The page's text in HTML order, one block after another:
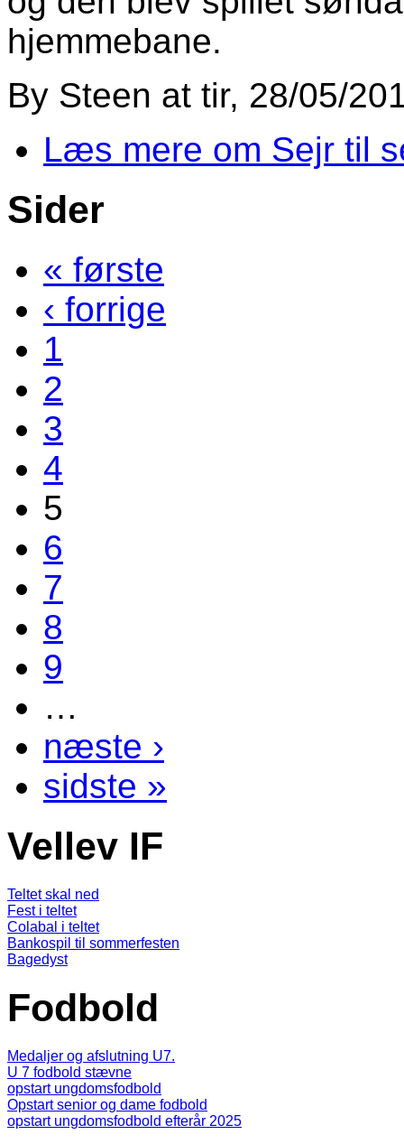
hjemmebane.
By Steen at tir, 28/05/
Læs mere om Sejr til
Sider
« første
‹ forrige
1
2
3
4
5
6
7
8
9
…
næste ›
sidste »
Vellev IF
Teltet skal ned
Fest i teltet
Colabal i teltet
Bankospil til sommerfesten
Bagedyst
Fodbold
Medaljer og afslutning U7.
U 7 fodbold stævne
opstart ungdomsfodbold
Opstart senior og dame fodbold
opstart ungdomsfodbold efterår 2025